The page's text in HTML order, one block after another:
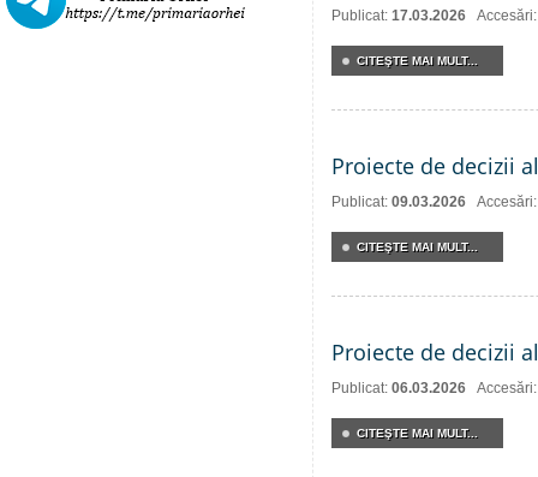
Publicat: 17.03.2026
CITEŞTE MAI MULT...
Proiecte de decizii
Publicat: 09.03.2026
CITEŞTE MAI MULT...
Proiecte de decizii
Publicat: 06.03.2026
CITEŞTE MAI MULT...